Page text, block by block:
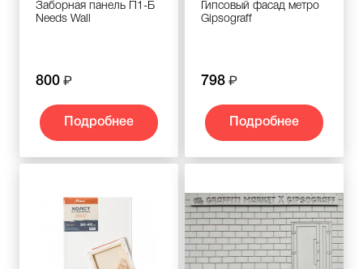
Заборная панель П1-Б
Needs Wall
800
Подробнее
Гипсовый фасад метро
Gipsograff
798
Подробнее